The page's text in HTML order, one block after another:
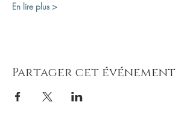
En lire plus >
Partager cet événement